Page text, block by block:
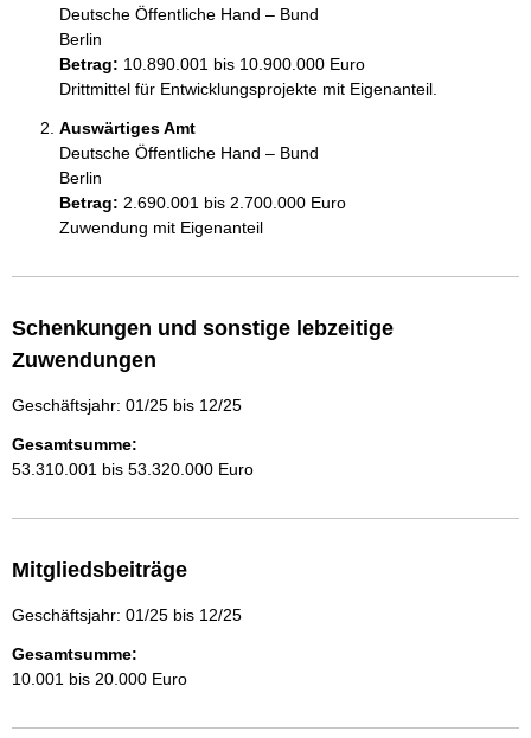
Deutsche Öffentliche Hand – Bund
Berlin
Betrag: 10.890.001 bis 10.900.000 Euro
Drittmittel für Entwicklungsprojekte mit Eigenanteil.
Auswärtiges Amt
Deutsche Öffentliche Hand – Bund
Berlin
Betrag: 2.690.001 bis 2.700.000 Euro
Zuwendung mit Eigenanteil
Schenkungen und sonstige lebzeitige
Zuwendungen
Geschäftsjahr: 01/25 bis 12/25
Gesamtsumme:
53.310.001 bis 53.320.000 Euro
Mitgliedsbeiträge
Geschäftsjahr: 01/25 bis 12/25
Gesamtsumme:
10.001 bis 20.000 Euro